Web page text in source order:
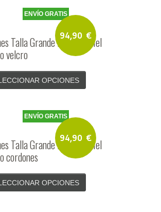
94,90 €
ENVÍO GRATIS
Talla Grande Hombre Piel
velcro
OPCIONES
94,90 €
ENVÍO GRATIS
Talla Grande Hombre Piel
cordones
OPCIONES